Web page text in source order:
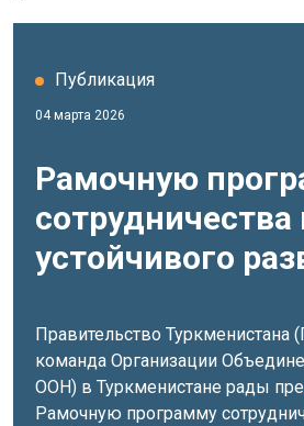
Публикация
04 марта 2026
Рамочную
сотрудничества
устойчивого
Туркменистана
2026–2030 годы
Правительство Туркменистана
команда Организации
ООН) в Туркменистане рады
Рамочную программу